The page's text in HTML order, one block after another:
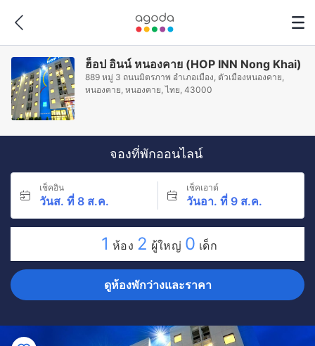
ฮ็อป อินน์ หนองคาย (HOP INN Nong Khai)
889 หมู่ 3 ถนนมิตรภาพ อำเภอเมือง, ตัวเมืองหนองคาย,
หนองคาย, หนองคาย, ไทย, 43000
จองที่พักออนไลน์
เช็คอิน
วันส. ที่ 8 ส.ค.
เช็คเอาต์
วันอา. ที่ 9 ส.ค.
1 ห้อง 2 ผู้ใหญ่ 0 เด็ก
ดูห้องพักว่างและราคา